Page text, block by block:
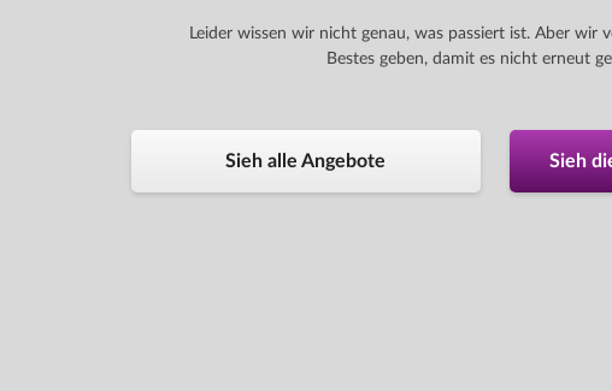
Leider wissen wir nicht genau, was passiert ist. Aber wir
Bestes geben, damit es nicht erneut
Sieh
Sieh alle Angebote